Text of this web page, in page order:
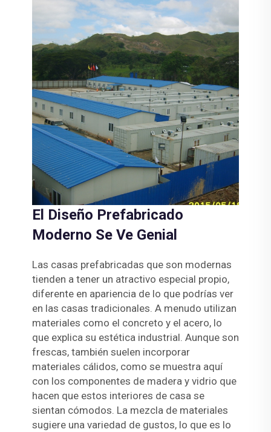
El Diseño Prefabricado
Moderno Se Ve Genial
Las casas prefabricadas que son modernas
tienden a tener un atractivo especial propio,
diferente en apariencia de lo que podrías ver
en las casas tradicionales. A menudo utilizan
materiales como el concreto y el acero, lo
que explica su estética industrial. Aunque son
frescas, también suelen incorporar
materiales cálidos, como se muestra aquí
con los componentes de madera y vidrio que
hacen que estos interiores de casa se
sientan cómodos. La mezcla de materiales
sugiere una variedad de gustos, lo que es lo